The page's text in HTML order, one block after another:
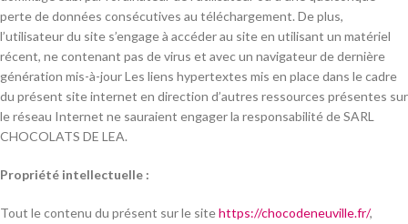
perte de données consécutives au téléchargement. De plus,
l’utilisateur du site s’engage à accéder au site en utilisant un matériel
récent, ne contenant pas de virus et avec un navigateur de dernière
génération mis-à-jour Les liens hypertextes mis en place dans le cadre
du présent site internet en direction d’autres ressources présentes sur
le réseau Internet ne sauraient engager la responsabilité de SARL
CHOCOLATS DE LEA.
Propriété intellectuelle :
Tout le contenu du présent sur le sitehttps://chocodeneuville.fr/,